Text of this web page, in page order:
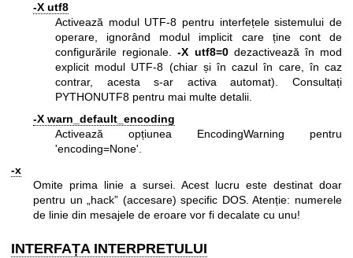
-X utf8
Activează modul UTF-8 pentru interfețele sistemului de
operare, ignorând modul implicit care ține cont de
configurările regionale.-X utf8=0dezactivează în mod
explicit modul UTF-8 (chiar și în cazul în care, în caz
contrar, acesta s-ar activa automat). Consultați
PYTHONUTF8 pentru mai multe detalii.
-X warn_default_encoding
Activează opțiunea EncodingWarning pentru
'encoding=None'.
-x
Omite prima linie a sursei. Acest lucru este destinat doar
pentru un „hack” (accesare) specific DOS. Atenție: numerele
de linie din mesajele de eroare vor fi decalate cu unu!
INTERFAȚA INTERPRETULUI